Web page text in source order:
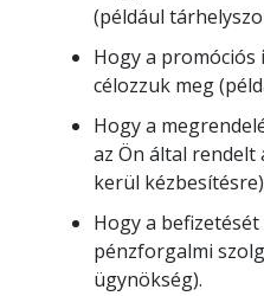
(például
Hogy a
célozzuk meg
Hogy a
az Ön által rendelt
kerül
Hogy a
pénzforgalmi
ügynökség).